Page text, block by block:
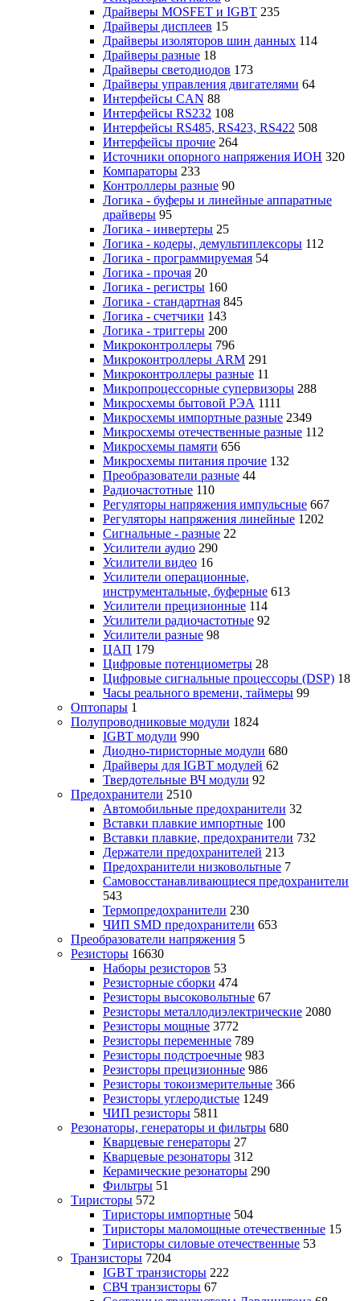
Драйверы MOSFET и IGBT 235
Драйверы дисплеев 15
Драйверы изоляторов шин данных 114
Драйверы разные 18
Драйверы светодиодов 173
Драйверы управления двигателями 64
Интерфейсы CAN 88
Интерфейсы RS232 108
Интерфейсы RS485, RS423, RS422 508
Интерфейсы прочие 264
Источники опорного напряжения ИОН 320
Компараторы 233
Контроллеры разные 90
Логика - буферы и линейные аппаратные
драйверы 95
Логика - инвертеры 25
Логика - кодеры, демультиплексоры 112
Логика - программируемая 54
Логика - прочая 20
Логика - регистры 160
Логика - стандартная 845
Логика - счетчики 143
Логика - триггеры 200
Микроконтроллеры 796
Микроконтроллеры ARM 291
Микроконтроллеры разные 11
Микропроцессорные супервизоры 288
Микросхемы бытовой РЭА 1111
Микросхемы импортные разные 2349
Микросхемы отечественные разные 112
Микросхемы памяти 656
Микросхемы питания прочие 132
Преобразователи разные 44
Радиочастотные 110
Регуляторы напряжения импульсные 667
Регуляторы напряжения линейные 1202
Сигнальные - разные 22
Усилители аудио 290
Усилители видео 16
Усилители операционные,
инструментальные, буферные 613
Усилители прецизионные 114
Усилители радиочастотные 92
Усилители разные 98
ЦАП 179
Цифровые потенциометры 28
Цифровые сигнальные процессоры (DSP) 18
Часы реального времени, таймеры 99
Оптопары 1
Полупроводниковые модули 1824
IGBT модули 990
Диодно-тиристорные модули 680
Драйверы для IGBT модулей 62
Твердотельные ВЧ модули 92
Предохранители 2510
Автомобильные предохранители 32
Вставки плавкие импортные 100
Вставки плавкие, предохранители 732
Держатели предохранителей 213
Предохранители низковольтные 7
Самовосстанавливающиеся предохранители
543
Термопредохранители 230
ЧИП SMD предохранители 653
Преобразователи напряжения 5
Резисторы 16630
Наборы резисторов 53
Резисторные сборки 474
Резисторы высоковольтные 67
Резисторы металлодиэлектрические 2080
Резисторы мощные 3772
Резисторы переменные 789
Резисторы подстроечные 983
Резисторы прецизионные 986
Резисторы токоизмерительные 366
Резисторы углеродистые 1249
ЧИП резисторы 5811
Резонаторы, генераторы и фильтры 680
Кварцевые генераторы 27
Кварцевые резонаторы 312
Керамические резонаторы 290
Фильтры 51
Тиристоры 572
Тиристоры импортные 504
Тиристоры маломощные отечественные 15
Тиристоры силовые отечественные 53
Транзисторы 7204
IGBT транзисторы 222
СВЧ транзисторы 67